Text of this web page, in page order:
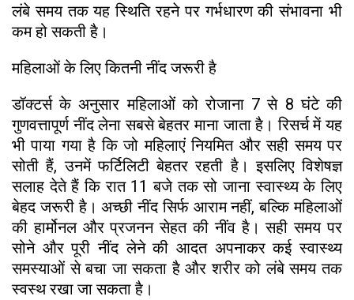
लंबे समय तक यह स्थिति रहने पर गर्भधारण की संभावना भी
कम हो सकती है।
महिलाओं के लिए कितनी नींद जरूरी है
डॉक्टर्स के अनुसार महिलाओं को रोजाना 7 से 8 घंटे की
गुणवत्तापूर्ण नींद लेना सबसे बेहतर माना जाता है। रिसर्च में यह
भी पाया गया है कि जो महिलाएं नियमित और सही समय पर
सोती हैं, उनमें फर्टिलिटी बेहतर रहती है। इसलिए विशेषज्ञ
सलाह देते हैं कि रात 11 बजे तक सो जाना स्वास्थ्य के लिए
बेहद जरूरी है। अच्छी नींद सिर्फ आराम नहीं, बल्कि महिलाओं
की हार्मोनल और प्रजनन सेहत की नींव है। सही समय पर
सोने और पूरी नींद लेने की आदत अपनाकर कई स्वास्थ्य
समस्याओं से बचा जा सकता है और शरीर को लंबे समय तक
स्वस्थ रखा जा सकता है।